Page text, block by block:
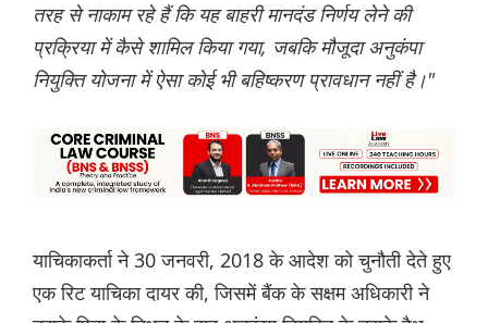
तरह से नाकाम रहे हैं कि यह बाहरी मानदंड निर्णय लेने की
प्रक्रिया में कैसे शामिल किया गया, जबकि मौजूदा अनुकंपा
नियुक्ति योजना में ऐसा कोई भी बहिष्करण प्रावधान नहीं है।"
याचिकाकर्ता ने 30 जनवरी, 2018 के आदेश को चुनौती देते हुए
एक रिट याचिका दायर की, जिसमें बैंक के सक्षम अधिकारी ने